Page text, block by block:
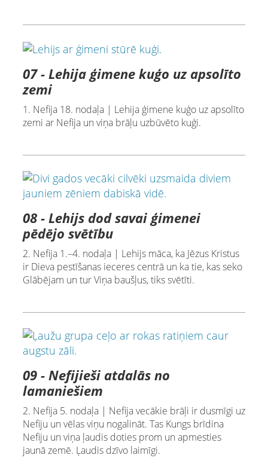
07 - Lehija ģimene kuģo uz apsolīto
zemi
1. Nefija 18. nodaļa | Lehija ģimene kuģo uz apsolīto
zemi ar Nefija un viņa brāļu uzbūvēto kuģi.
08 - Lehijs dod savai ģimenei
pēdējo svētību
2. Nefija 1.–4. nodaļa | Lehijs māca, ka Jēzus Kristus
ir Dieva pestīšanas ieceres centrā un ka tie, kas seko
Glābējam un tur Viņa baušļus, tiks svētīti.
09 - Nefijieši atdalās no
lamaniešiem
2. Nefija 5. nodaļa | Nefija vecākie brāļi ir dusmīgi uz
Nefiju un vēlas viņu nogalināt. Tas Kungs brīdina
Nefiju un viņa ļaudis doties prom un apmesties
jaunā zemē. Ļaudis dzīvo laimīgi.